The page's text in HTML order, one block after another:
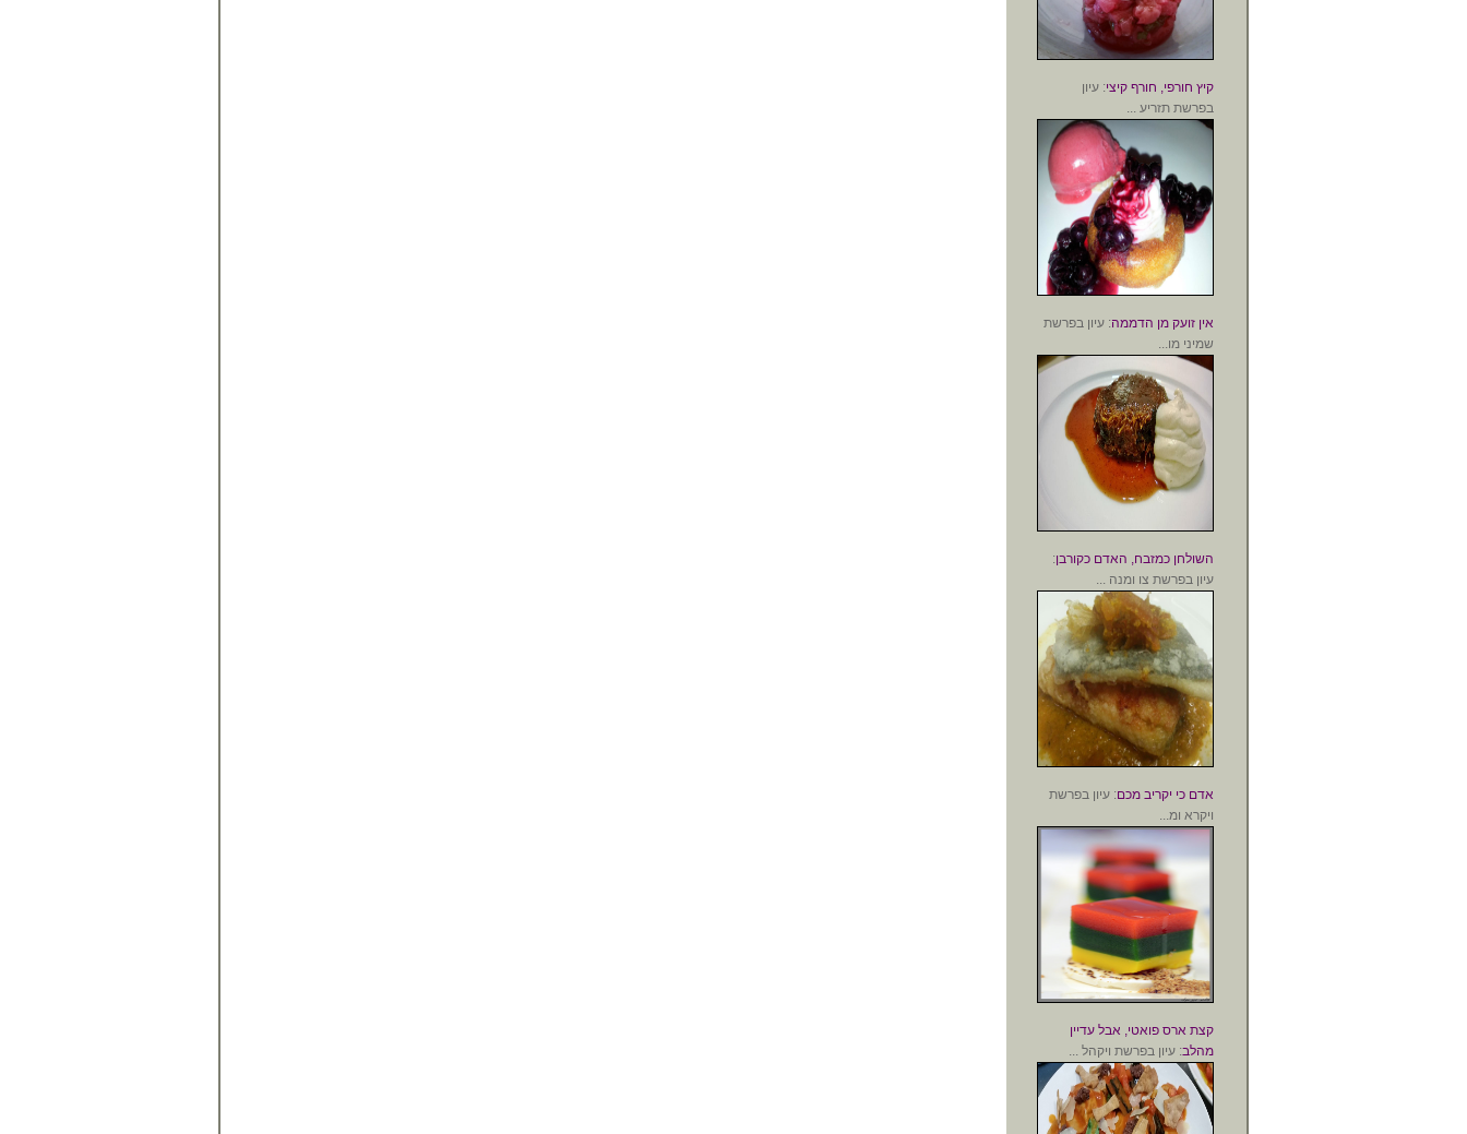
קיץ חורפי, חורף קיצי: עיון
בפרשת תזריע ...
אין זועק מן הדממה: עיון בפרשת
שמיני מו...
השולחן כמזבח, האדם כקורבן:
עיון בפרשת צו ומנה ...
אדם כי יקריב מכם: עיון בפרשת
ויקרא ומ...
קצת ארס פואטי, אבל עדיין
מהלב: עיון בפרשת ויקהל ...